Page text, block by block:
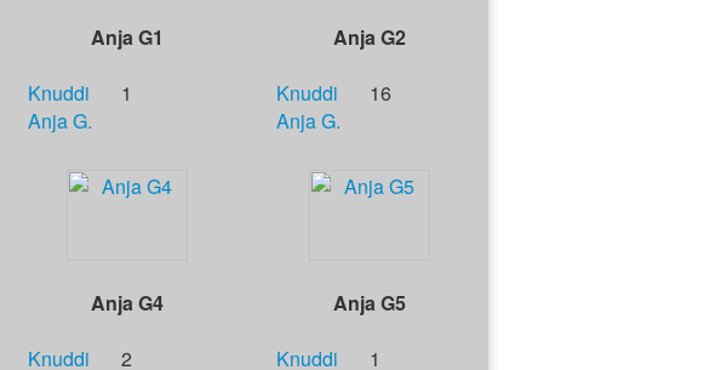
Anja G1
Knuddi
1
Anja G.
Anja G2
Knuddi
16
Anja G.
Anja G4
Knuddi
2
Anja G5
Knuddi
1